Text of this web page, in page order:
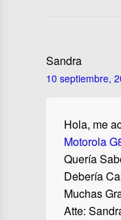
Sandra
10 septiembre,
Hola, me
Motorola
Quería
Debería
Muchas
Atte: